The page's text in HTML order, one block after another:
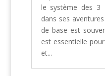
le système des 3
dans ses
de base est
est essentielle
et...